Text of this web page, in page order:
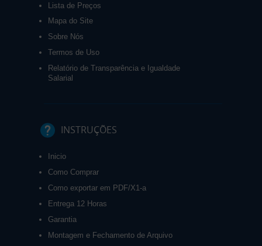
Lista de Preços
Mapa do Site
Sobre Nós
Termos de Uso
Relatório de Transparência e Igualdade
Salarial
INSTRUÇÕES
Inicio
Como Comprar
Como exportar em PDF/X1-a
Entrega 12 Horas
Garantia
Montagem e Fechamento de Arquivo